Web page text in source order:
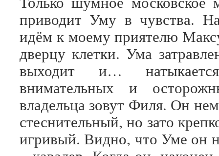
приводит Уму в чувства.
идём к моему приятелю
дверцу клетки. Ума
выходит и…
внимательных и
владельца зовут Филя. Он
стеснительный, но зато
игривый. Видно, что Уме он